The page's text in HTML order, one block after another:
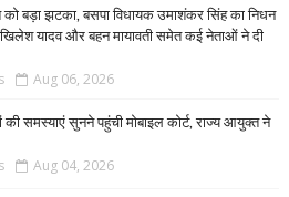
को बड़ा झटका, बसपा विधायक उमाशंकर सिंह का निधन
यादव और बहन मायावती समेत कई नेताओं ने दी
Aug 06, 2026
की समस्याएं सुनने पहुंची मोबाइल कोर्ट, राज्य आयुक्त ने
Aug 04, 2026